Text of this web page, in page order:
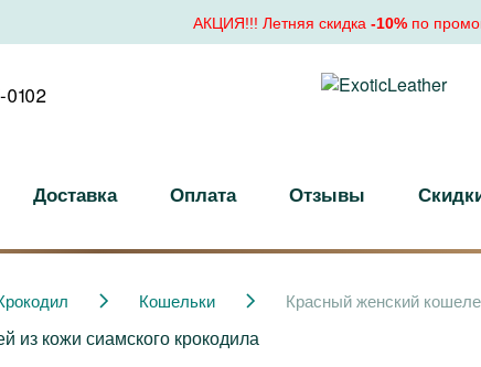
АКЦИЯ!!! Летняя скидка -10%по
Доставка Оплата Отзывы
Кошельки Красный женский